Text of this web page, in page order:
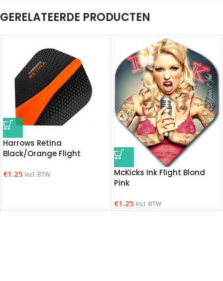
GERELATEERDE PRODUCTEN
Harrows Retina
Black/Orange Flight
€1.25 Incl. BTW
McKicks Ink Flight Blond
Pink
€1.25 Incl. BTW